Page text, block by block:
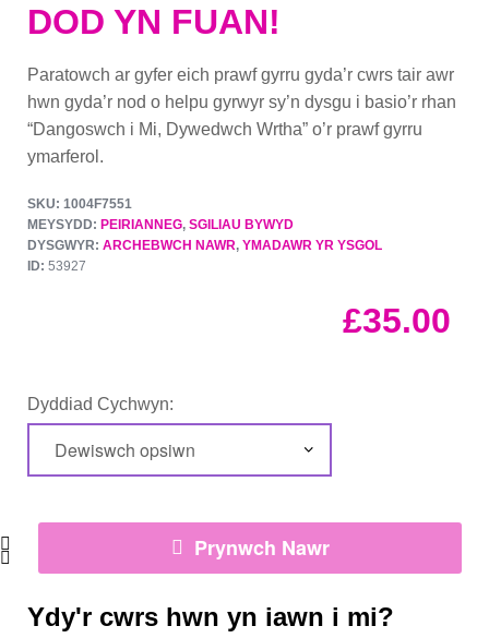
DOD YN FUAN!
Paratowch ar gyfer eich prawf gyrru gyda’r cwrs tair awr
hwn gyda’r nod o helpu gyrwyr sy’n dysgu i basio’r rhan
“Dangoswch i Mi, Dywedwch Wrtha” o’r prawf gyrru
ymarferol.
SKU: 1004F7551
MEYSYDD: PEIRIANNEG, SGILIAU BYWYD
DYSGWYR: ARCHEBWCH NAWR, YMADAWR YR YSGOL
ID: 53927
£35.00
Dyddiad Cychwyn:
Prynwch Nawr
Ydy'r cwrs hwn yn iawn i mi?